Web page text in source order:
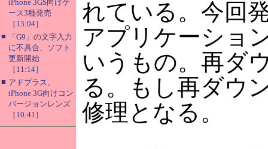
iPhone 3GS向けケ
ース3種発売
［13:04］
■
「G9」の文字入力
に不具合、ソフト
更新開始
［11:14］
■ アドプラス、
iPhone 3G向けコン
バージョンレンズ
［10:41］
れている。今回
アプリケーショ
いうもの。再ダ
る。もし再ダウ
修理となる。